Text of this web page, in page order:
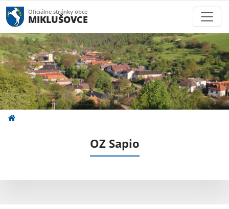
Oficiálne stránky obce
MIKLUŠOVCE
OZ Sapio